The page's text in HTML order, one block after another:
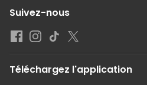
Suivez-nous
Téléchargez l'application